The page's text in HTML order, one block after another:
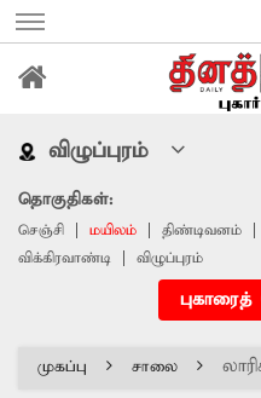
விழுப்புரம்
தொகுதிகள்:
செஞ்சி மயிலம் திண்டிவனம்
விக்கிரவாண்டி
விழுப்புரம்
முகப்பு சாலை